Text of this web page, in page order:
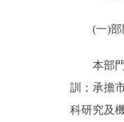
政務服務
(一)部
本部門
訓；承擔
科研究及